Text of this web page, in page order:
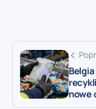
nowe